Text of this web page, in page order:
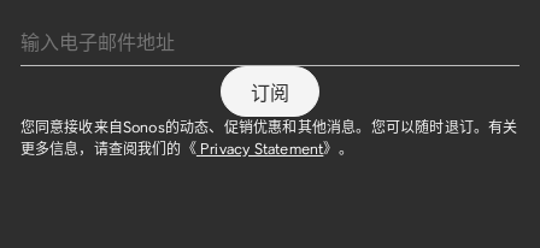
订阅
您同意接收来自Sonos的动态、促销优惠和其他消息。您可以随时退订。有关
更多信息，请查阅我们的《 Privacy Statement》。